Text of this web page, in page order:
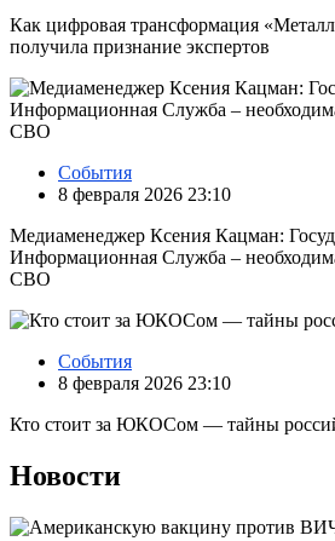
Как цифровая трансформация
получила признание экспертов
События
8 февраля 2026 23:10
Медиаменеджер Ксения Кацман:
Информационная Служба –
СВО
События
8 февраля 2026 23:10
Кто стоит за ЮКОСом — тайны
Новости